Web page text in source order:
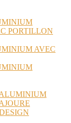
PORTILLON
AVEC